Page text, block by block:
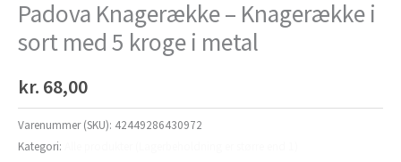
Padova Knagerække – Knagerække i
sort med 5 kroge i metal
kr. 68,00
Varenummer (SKU): 42449286430972
Kategori: